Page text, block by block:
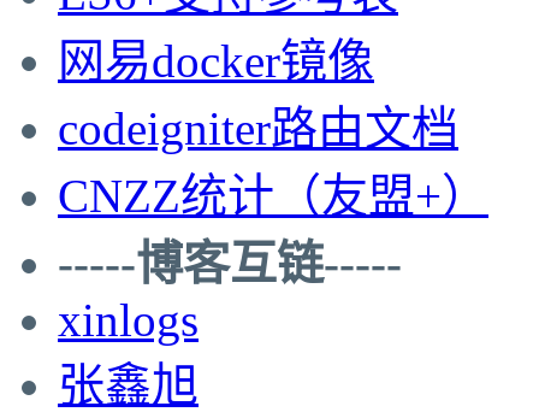
网易docker镜像
codeigniter路由文档
CNZZ统计（友盟+）
-----博客互链-----
xinlogs
张鑫旭